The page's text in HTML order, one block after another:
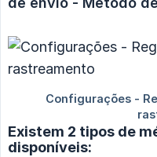
Existem 2 tipos de
disponíveis: